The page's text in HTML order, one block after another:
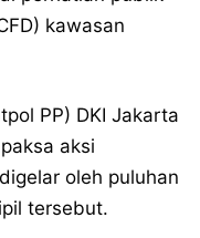
kawasan
PP) DKI Jakarta
aksi
oleh puluhan
tersebut.